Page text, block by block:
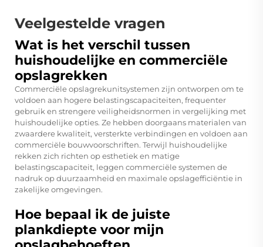
Veelgestelde vragen
Wat is het verschil tussen
huishoudelijke en commerciële
opslagrekken
Commerciële opslagrekunitsystemen zijn ontworpen om te
voldoen aan hogere belastingscapaciteiten, frequenter
gebruik en strengere veiligheidsnormen in vergelijking met
huishoudelijke opties. Ze hebben doorgaans materialen van
zwaardere kwaliteit, versterkte verbindingen en voldoen aan
commerciële bouwvoorschriften. Terwijl huishoudelijke
rekken zich richten op esthetiek en matige
belastingscapaciteit, leggen commerciële systemen de
nadruk op duurzaamheid en maximale opslagefficiëntie in
zakelijke omgevingen.
Hoe bepaal ik de juiste
plankdiepte voor mijn